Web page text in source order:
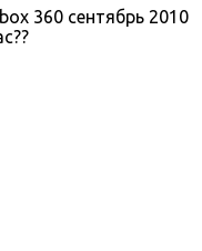
360 сентябрь 2010